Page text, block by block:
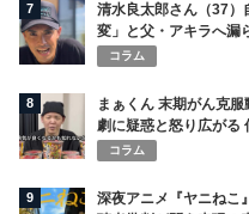
7
清水良太郎さん（37
変」と父・アキラへ漏
コラム
8
まぁくん 末期がん克
劇に疑惑と怒り広がる
コラム
9
深夜アニメ『ヤニねこ